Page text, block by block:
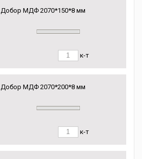
Добор МДФ 2070*150*8 мм
к-т
Добор МДФ 2070*200*8 мм
к-т